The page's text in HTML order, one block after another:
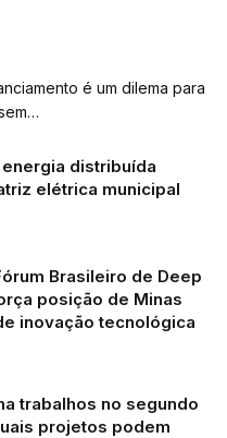
é um dilema para
distribuída
elétrica municipal
Brasileiro de Deep
posição de Minas
inovação tecnológica
trabalhos no segundo
projetos podem